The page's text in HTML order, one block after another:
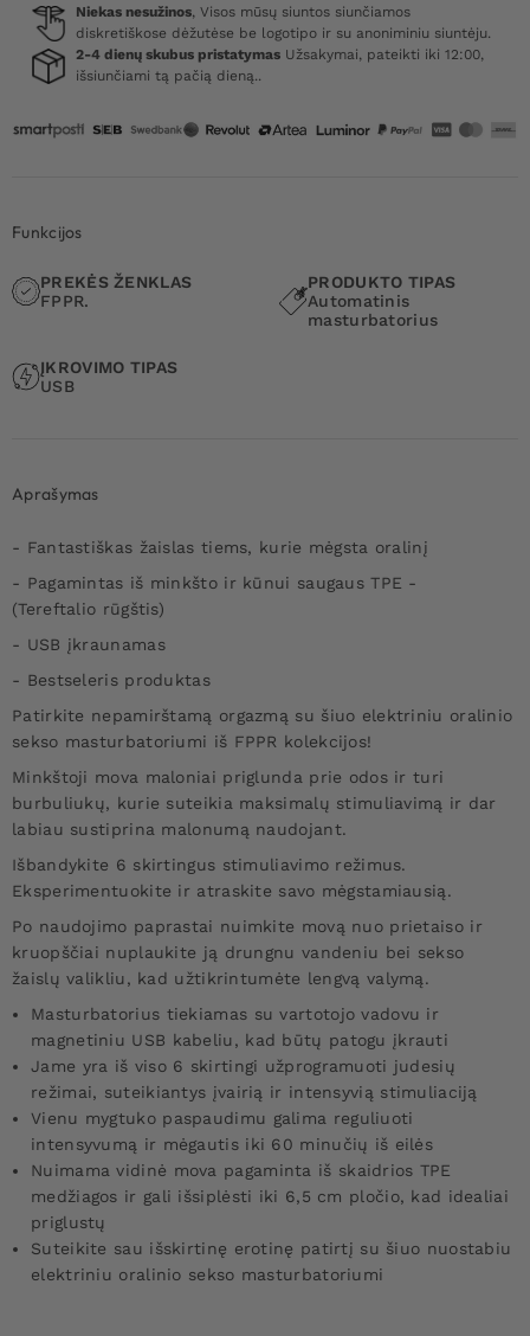
Blowjob
Stroker
Niekas nesužinos, Visos mūsų siuntos siunčiamos
diskretiškose dėžutėse be logotipo ir su anoniminiu siuntėju.
2-4 dienų skubus pristatymas Užsakymai, pateikti iki 12:00,
išsiunčiami tą pačią dieną..
Funkcijos
PREKĖS ŽENKLAS
FPPR.
PRODUKTO TIPAS
Automatinis
masturbatorius
ĮKROVIMO TIPAS
USB
Aprašymas
- Fantastiškas žaislas tiems, kurie mėgsta oralinį
- Pagamintas iš minkšto ir kūnui saugaus TPE -
(Tereftalio rūgštis)
- USB įkraunamas
- Bestseleris produktas
Patirkite nepamirštamą orgazmą su šiuo elektriniu oralinio
sekso masturbatoriumi iš FPPR kolekcijos!
Minkštoji mova maloniai priglunda prie odos ir turi
burbuliukų, kurie suteikia maksimalų stimuliavimą ir dar
labiau sustiprina malonumą naudojant.
Išbandykite 6 skirtingus stimuliavimo režimus.
Eksperimentuokite ir atraskite savo mėgstamiausią.
Po naudojimo paprastai nuimkite movą nuo prietaiso ir
kruopščiai nuplaukite ją drungnu vandeniu bei sekso
žaislų valikliu, kad užtikrintumėte lengvą valymą.
Masturbatorius tiekiamas su vartotojo vadovu ir
magnetiniu USB kabeliu, kad būtų patogu įkrauti
Jame yra iš viso 6 skirtingi užprogramuoti judesių
režimai, suteikiantys įvairią ir intensyvią stimuliaciją
Vienu mygtuko paspaudimu galima reguliuoti
intensyvumą ir mėgautis iki 60 minučių iš eilės
Nuimama vidinė mova pagaminta iš skaidrios TPE
medžiagos ir gali išsiplėsti iki 6,5 cm pločio, kad idealiai
priglustų
Suteikite sau išskirtinę erotinę patirtį su šiuo nuostabiu
elektriniu oralinio sekso masturbatoriumi